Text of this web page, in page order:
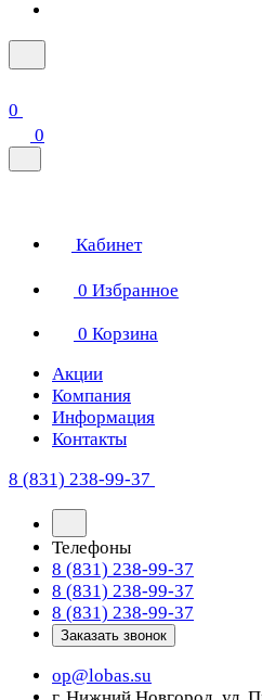
0
0
Кабинет
0 Избранное
0 Корзина
Акции
Компания
Информация
Контакты
8 (831) 238-99-37
Телефоны
8 (831) 238-99-37
8 (831) 238-99-37
8 (831) 238-99-37
Заказать звонок
op@lobas.su